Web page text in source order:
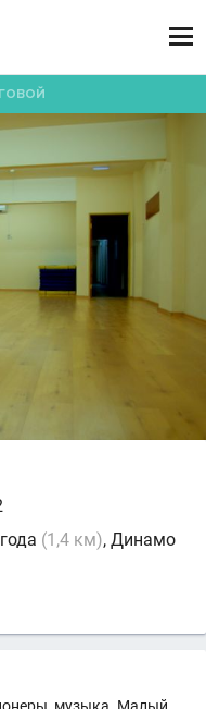

(1,4 км), Динамо